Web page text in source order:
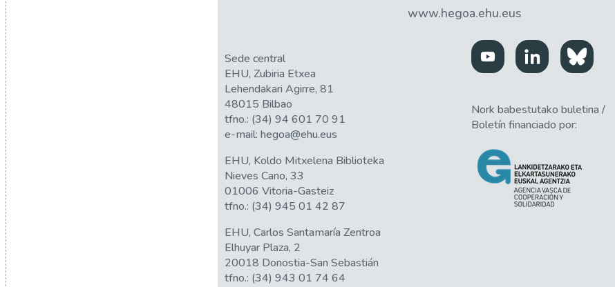
www.hegoa.ehu.eus
Sede central
EHU, Zubiria Etxea
Lehendakari Agirre, 81
48015 Bilbao
tfno.: (34) 94 601 70 91
e-mail: hegoa@ehu.eus
EHU, Koldo Mitxelena Biblioteka
Nieves Cano, 33
01006 Vitoria-Gasteiz
tfno.: (34) 945 01 42 87
EHU, Carlos Santamaría Zentroa
Elhuyar Plaza, 2
20018 Donostia-San Sebastián
tfno.: (34) 943 01 74 64
Nork babestutako buletina /
Boletín financiado por: